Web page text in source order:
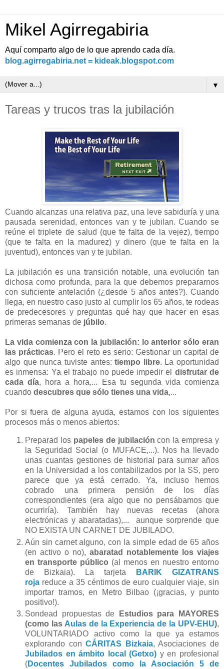
Mikel Agirregabiria
Aquí comparto algo de lo que aprendo cada día.
blog.agirregabiria.net = kideak.blogspot.com
▼
Tareas y trucos tras la jubilación
Cuando alcanzas una relativa paz, una leve sabiduría y una
pausada serenidad, entonces van y te jubilan. Cuando se
reúne el triplete de salud (que te falta de la vejez), tiempo
(que te falta en la madurez) y dinero (que te falta en la
juventud), entonces van y te jubilan.
La jubilación es una transición notable, una evolución tan
dichosa como profunda, para la que debemos prepararnos
con suficiente antelación (¿desde 5 años antes?). Cuando
llega, en nuestro caso justo al cumplir los 65 años, te rodeas
de predecesores y preguntas qué hay que hacer en esas
primeras semanas de júbilo.
La vida comienza con la jubilación: lo anterior sólo eran
las prácticas. Pero el reto es serio: Gestionar un capital de
algo que nunca tuviste antes:tiempo libre. La oportunidad
es inmensa: Ya el trabajo no puede impedir el disfrutar de
cada día, hora a hora,... Esa tu segunda vida comienza
cuando descubres que sólo tienes una vida,...
Por si fuera de alguna ayuda, estamos con los siguientes
procesos más o menos abiertos:
Preparad los papeles de jubilación con la empresa y
la Seguridad Social (o MUFACE,...). Nos ha llevado
unas cuantas gestiones de historial para sumar años
en la Universidad a los contabilizados por la SS, pero
parece que ya está cerrado. Ya, incluso hemos
cobrado una primera pensión de los días
correspondientes (era algo que no pensábamos que
ocurriría). También hay nuevas recetas (ahora
electrónicas y abaratadas),... aunque sorprende que
NO EXISTA UN CARNET DE JUBILADO.
Aún sin carnet alguno, con la simple edad de 65 años
(en activo o no), abaratad notablemente los viajes
en transporte público (al menos en nuestro entorno
de Bizkaia). La tarjeta
BARIK
GIZATRANS
roja reduce a 35 céntimos de euro cualquier viaje, sin
importar tramos, en Metro Bilbao (¡gracias, y punto
positivo!).
Sondead propuestas de
Estudios para MAYORES
(como las Aulas de la Experiencia de la UPV-EHU),
VOLUNTARIADO activo como la que ya estamos
explorando conCÁRITAS Bizkaia, Asociaciones de
Jubilados en ámbito local (Getxo) y en profesional
(Docentes Jubilados como la Asociación 5 de